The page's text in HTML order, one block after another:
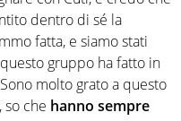
dentro di sé la
fatta, e siamo stati
gruppo ha fatto in
molto grato a questo
che hanno sempre